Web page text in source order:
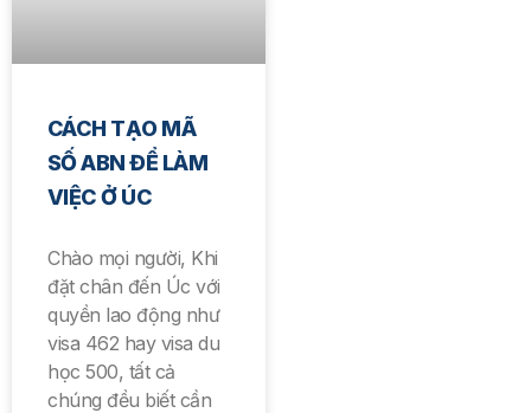
CÁCH TẠO MÃ
SỐ ABN ĐỂ LÀM
VIỆC Ở ÚC
Chào mọi người, Khi
đặt chân đến Úc với
quyền lao động như
visa 462 hay visa du
học 500, tất cả
chúng đều biết cần